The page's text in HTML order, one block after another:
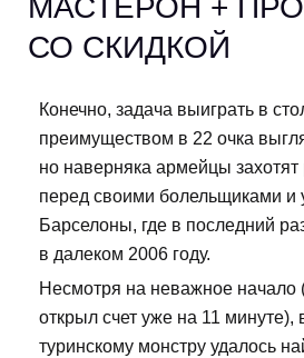
МАСТЕРОН +
СО СКИДКОЙ
Конечно, задача выиграть в
преимуществом в 22 очка
но наверняка армейцы захотят
перед своими болельщиками и
Барселоны, где в последний
в далеком 2006 году.
Несмотря на неважное начало
открыл счет уже на 11
туринскому монстру удалось